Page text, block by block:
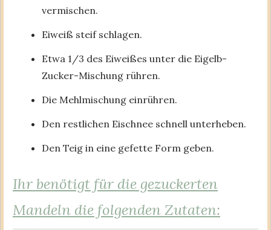
vermischen.
Eiweiß steif schlagen.
Etwa 1/3 des Eiweißes unter die Eigelb-
Zucker-Mischung rühren.
Die Mehlmischung einrühren.
Den restlichen Eischnee schnell unterheben.
Den Teig in eine gefette Form geben.
Ihr benötigt für die gezuckerten
Mandeln die folgenden Zutaten: